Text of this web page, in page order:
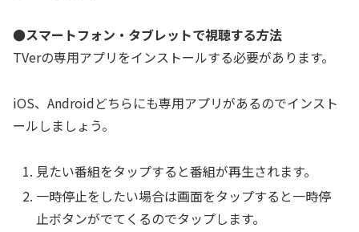
●スマートフォン・タブレットで視聴する方法
TVerの専用アプリをインストールする必要があります。
iOS、Androidどちらにも専用アプリがあるのでインスト
ールしましょう。
見たい番組をタップすると番組が再生されます。
一時停止をしたい場合は画面をタップすると一時停
止ボタンがでてくるのでタップします。